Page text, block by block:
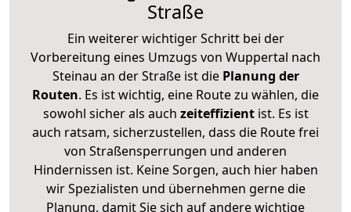
Straße
Ein weiterer wichtiger Schritt bei der
Vorbereitung eines Umzugs von Wuppertal nach
Steinau an der Straße ist diePlanung der
Routen. Es ist wichtig, eine Route zu wählen, die
sowohl sicher als auch zeiteffizientist. Es ist
auch ratsam, sicherzustellen, dass die Route frei
von Straßensperrungen und anderen
Hindernissen ist. Keine Sorgen, auch hier haben
wir Spezialisten und übernehmen gerne die
Planung, damit Sie sich auf andere wichtige